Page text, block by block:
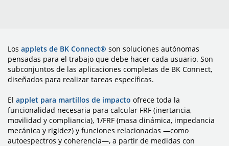
Los applets de BK Connect® son soluciones autónomas
pensadas para el trabajo que debe hacer cada usuario. Son
subconjuntos de las aplicaciones completas de BK Connect,
diseñados para realizar tareas específicas.
El applet para martillos de impacto ofrece toda la
funcionalidad necesaria para calcular FRF (inertancia,
movilidad y compliancia), 1/FRF (masa dinámica, impedancia
mecánica y rigidez) y funciones relacionadas —como
autoespectros y coherencia—, a partir de medidas con